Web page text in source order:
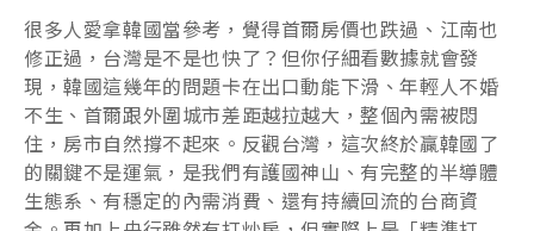
很多人愛拿韓國當參考，覺得首爾房價也跌過、江南也
修正過，台灣是不是也快了？但你仔細看數據就會發
現，韓國這幾年的問題卡在出口動能下滑、年輕人不婚
不生、首爾跟外圍城市差距越拉越大，整個內需被悶
住，房市自然撐不起來。反觀台灣，這次終於贏韓國了
的關鍵不是運氣，是我們有護國神山、有完整的半導體
生態系、有穩定的內需消費、還有持續回流的台商資